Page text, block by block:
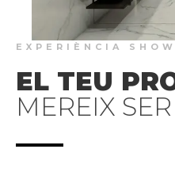
EXPERIÈNCIA
EL TEU
MEREIX